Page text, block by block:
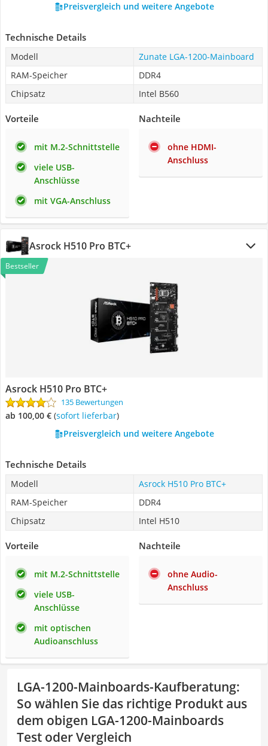
Preisvergleich und weitere Angebote
Technische Details
Modell
Zunate LGA-1200-Mainboard
RAM-Speicher
DDR4
Chipsatz
Intel B560
Vorteile
mit M.2-Schnittstelle
viele USB-
Anschlüsse
mit VGA-Anschluss
Nachteile
ohne HDMI-
Anschluss
Asrock H510 Pro BTC+
Bestseller
Asrock H510 Pro BTC+
135 Bewertungen
ab 100,00 € ( Sofort lieferbar)
Preisvergleich und weitere Angebote
Technische Details
Modell
Asrock H510 Pro BTC+
RAM-Speicher
DDR4
Chipsatz
Intel H510
Vorteile
mit M.2-Schnittstelle
viele USB-
Anschlüsse
mit optischen
Audioanschluss
Nachteile
ohne Audio-
Anschluss
LGA-1200-Mainboards-Kaufberatung:
So wählen Sie das richtige Produkt aus
dem obigen LGA-1200-Mainboards
Test oder Vergleich